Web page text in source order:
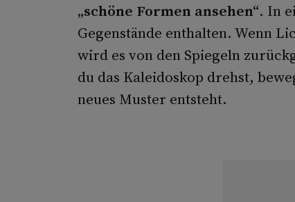
„schöne Formen ansehen“. In
Gegen­stände enthalten. Wenn
wird es von den Spiegeln
du das Kaleidoskop drehst,
neues Muster entsteht.